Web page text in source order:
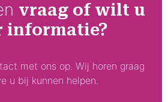
vraag of wilt u
informatie?
met ons op. Wij horen graag
u bij kunnen helpen.